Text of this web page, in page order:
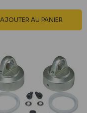
AJOUTER AU PANIER